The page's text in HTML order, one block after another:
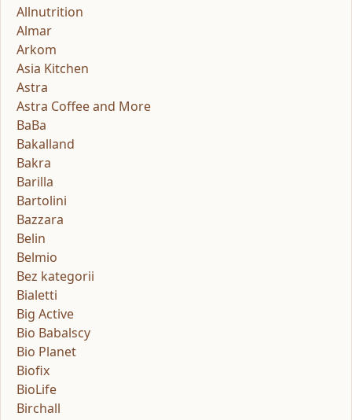
Allnutrition
Almar
Arkom
Asia Kitchen
Astra
Astra Coffee and More
BaBa
Bakalland
Bakra
Barilla
Bartolini
Bazzara
Belin
Belmio
Bez kategorii
Bialetti
Big Active
Bio Babalscy
Bio Planet
Biofix
BioLife
Birchall